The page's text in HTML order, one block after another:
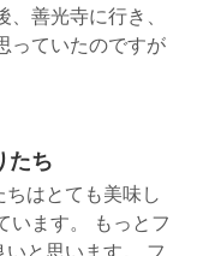
、善光寺に行き、
っていたのですが
たち
はとても美味し
います。 もっとフ